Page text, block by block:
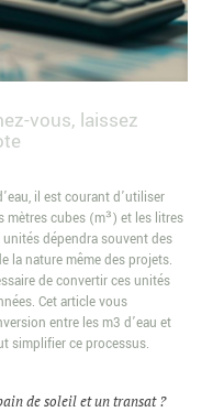
vous, laissez
il est courant d’utiliser
mètres cubes (m³) et les litres
dépendra souvent des
la nature même des projets.
de convertir ces unités
Cet article vous
entre les m3 d’eau et
simplifier ce processus.
de soleil et un transat ?